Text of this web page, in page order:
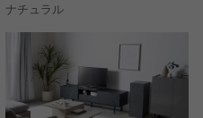
ナチュラル